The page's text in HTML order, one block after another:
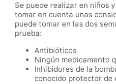
Se puede realizar en niños
tomar en cuenta unas
puede tomar en las dos
prueba:
Antibióticos
Ningún medicamento
Inhibidores de la
conocido protector de